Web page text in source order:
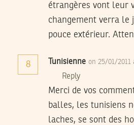
étrangères vont leur
changement verra le
pouce extérieur.
8 Tunisienne on 25/01/2011
Reply
Merci de vos
balles, les tunisiens
laches, se sont des